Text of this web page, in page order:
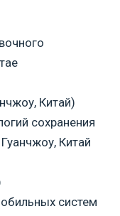
Китай)
сохранения
Китай
систем